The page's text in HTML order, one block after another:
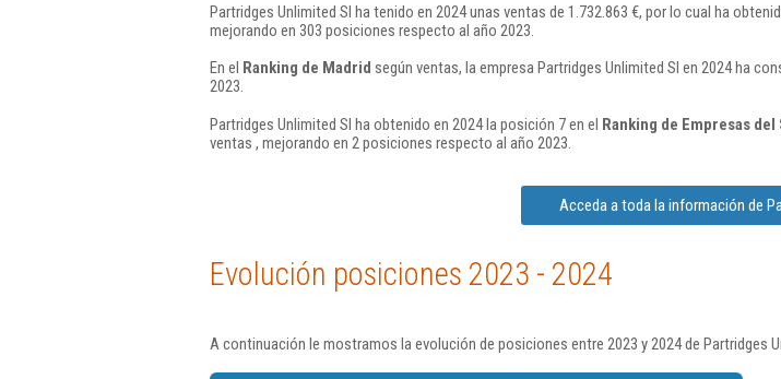
Partridges Unlimited Sl ha tenido en 2024 unas ventas de 1.732.863 €, por lo cual ha
mejorando en 303 posiciones respecto al año 2023.
En el Ranking de Madrid según ventas, la empresa Partridges Unlimited Sl en 2024 ha
2023.
Partridges Unlimited Sl ha obtenido en 2024 la posición 7 en el Ranking de Empresas
ventas , mejorando en 2 posiciones respecto al año 2023.
Acceda a toda la información de
Evolución posiciones 2023 - 2024
A continuación le mostramos la evolución de posiciones entre 2023 y 2024 de Partridges